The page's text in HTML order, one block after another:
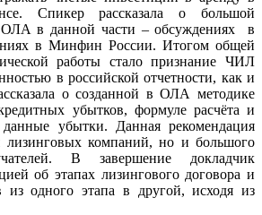
Спикер рассказала о большой
ОЛА в данной части – обсуждениях в
в Минфин России. Итогом общей
работы стало признание ЧИЛ
в российской отчетности, как и
о созданной в ОЛА методике
убытков, формуле расчёта и
данные убытки. Данная рекомендация
лизинговых компаний, но и большого
В завершение докладчик
об этапах лизингового договора и
из одного этапа в другой, исходя из